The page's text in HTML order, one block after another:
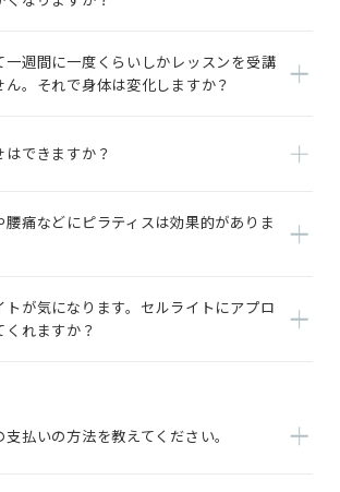
一週間に一度くらいしかレッスンを受講
ん。それで身体は変化しますか？
はできますか？
腰痛などにピラティスは効果的がありま
トが気になります。セルライトにアプロ
くれますか？
支払いの方法を教えてください。